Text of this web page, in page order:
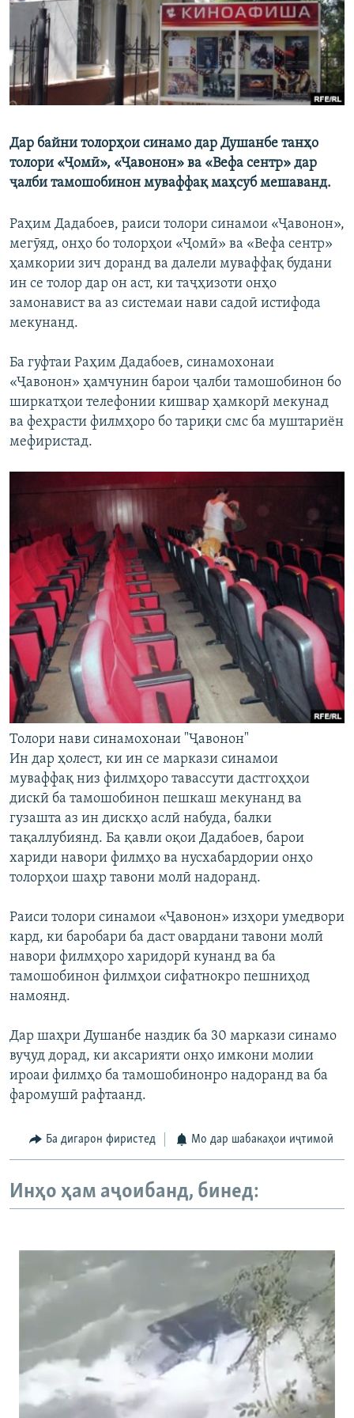
ГУЗОРИШҲОИ РАДИОӢ
Русский
ПАЙГИРӢ КУНЕД
Ҳамаи сомонаҳои RFE/RL
Дар байни толорҳои синамо дар Душанбе танҳо
толори «Ҷомӣ», «Ҷавонон» ва «Вефа сентр» дар
ҷалби тамошобинон муваффақ маҳсуб мешаванд.
Раҳим Дадабоев, раиси толори синамои «Ҷавонон»,
мегӯяд, онҳо бо толорҳои «Ҷомӣ» ва «Вефа сентр»
ҳамкории зич доранд ва далели муваффақ будани
ин се толор дар он аст, ки таҷҳизоти онҳо
замонавист ва аз системаи нави садоӣ истифода
мекунанд.
Ба гуфтаи Раҳим Дадабоев, синамохонаи
«Ҷавонон» ҳамчунин барои ҷалби тамошобинон бо
ширкатҳои телефонии кишвар ҳамкорӣ мекунад
ва феҳрасти филмҳоро бо тариқи смс ба муштариён
мефиристад.
Толори нави синамохонаи "Ҷавонон"
Ин дар ҳолест, ки ин се маркази синамои
муваффақ низ филмҳоро тавассути дастгоҳҳои
дискӣ ба тамошобинон пешкаш мекунанд ва
гузашта аз ин дискҳо аслӣ набуда, балки
тақаллубиянд. Ба қавли оқои Дадабоев, барои
хариди навори филмҳо ва нусхабардории онҳо
толорҳои шаҳр тавони молӣ надоранд.
Раиси толори синамои «Ҷавонон» изҳори умедвори
кард, ки баробари ба даст овардани тавони молӣ
навори филмҳоро харидорӣ кунанд ва ба
тамошобинон филмҳои сифатнокро пешниҳод
намоянд.
Дар шаҳри Душанбе наздик ба 30 маркази синамо
вуҷуд дорад, ки аксарияти онҳо имкони молии
ироаи филмҳо ба тамошобинонро надоранд ва ба
фаромушӣ рафтаанд.
Ба дигарон фиристед Мо дар шабакаҳои иҷтимоӣ
Инҳо ҳам аҷоибанд, бинед: